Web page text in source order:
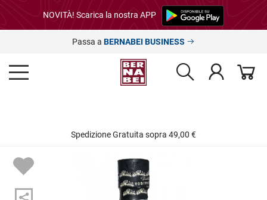
NOVITÀ! Scarica la nostra APP
Passa a BERNABEI BUSINESS
Spedizione Gratuita sopra 49,00 €